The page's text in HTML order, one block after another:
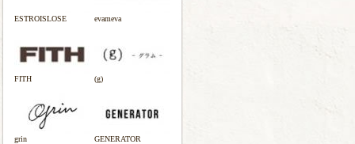
ESTROISLOSE evameva
FITH (g)
grin GENERATOR